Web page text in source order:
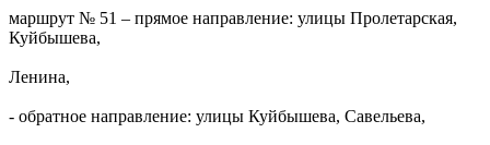
маршрут № 51 – прямое направление: улицы Пролетарская,
Куйбышева,
Ленина,
- обратное направление: улицы Куйбышева, Савельева,